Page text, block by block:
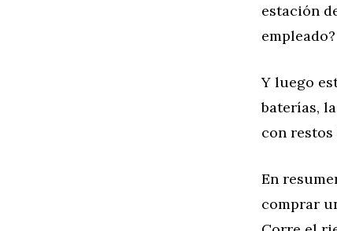
estación
empleado?
Y luego
baterías,
con restos
En
comprar